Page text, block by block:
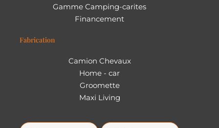
Gamme Camping-carites
Financement
Fabrication
Camion Chevaux
Home - car
Groomette
Maxi Living